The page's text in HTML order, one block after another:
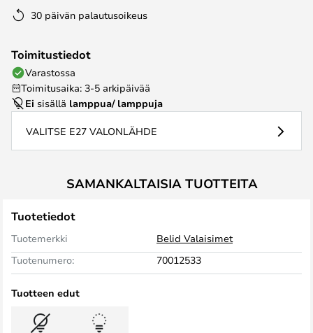
30 päivän palautusoikeus
Toimitustiedot
Varastossa
Toimitusaika: 3-5 arkipäivää
Ei sisällä lamppua/ lamppuja
VALITSE E27 VALONLÄHDE
SAMANKALTAISIA TUOTTEITA
Tuotetiedot
Tuotemerkki
Belid Valaisimet
Tuotenumero:
70012533
Tuotteen edut